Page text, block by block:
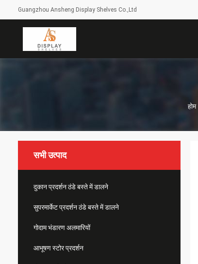
Guangzhou Ansheng Display Shelves Co.,Ltd
होम
सभी उत्पाद
दुकान प्रदर्शन ठंडे बस्ते में डालने
सुपरमार्केट प्रदर्शन ठंडे बस्ते में डालने
गोदाम भंडारण अलमारियों
आभूषण स्टोर प्रदर्शन